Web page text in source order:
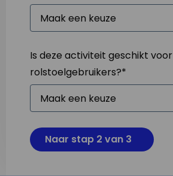
Is deze activiteit geschikt voor
rolstoelgebruikers?*